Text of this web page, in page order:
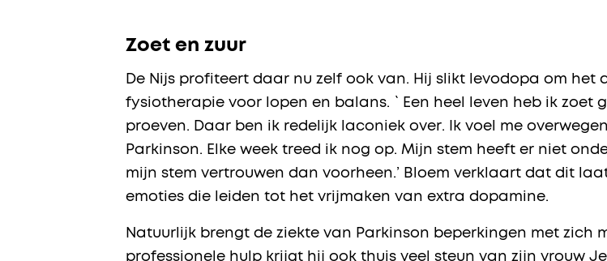
Zoet en zuur
De Nijs profiteert daar nu zelf ook van. Hij slikt levodopa om
fysiotherapie voor lopen en balans. `Een heel leven heb ik zoet
proeven. Daar ben ik redelijk laconiek over. Ik voel me
Parkinson. Elke week treed ik nog op. Mijn stem heeft er niet
mijn stem vertrouwen dan voorheen.’ Bloem verklaart dat dit
emoties die leiden tot het vrijmaken van extra dopamine.
Natuurlijk brengt de ziekte van Parkinson beperkingen met zich
professionele hulp krijgt hij ook thuis veel steun van zijn vrouw